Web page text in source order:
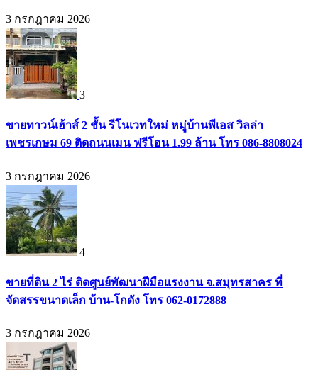
3 กรกฎาคม 2026
3
ขายทาวน์เฮ้าส์ 2 ชั้น รีโนเวทใหม่ หมู่บ้านพีเอส วิลล่า
เพชรเกษม 69 ติดถนนเมน ฟรีโอน 1.99 ล้าน โทร 086-8808024
3 กรกฎาคม 2026
4
ขายที่ดิน 2 ไร่ ติดศูนย์พัฒนาฝีมือแรงงาน จ.สมุทรสาคร ที่
จัดสรรขนาดเล็ก บ้าน-โกดัง โทร 062-0172888
3 กรกฎาคม 2026